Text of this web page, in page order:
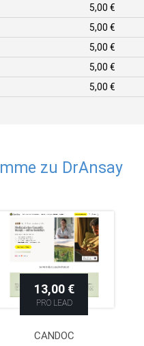
5,00 €
5,00 €
5,00 €
5,00 €
5,00 €
zu DrAnsay
13,00 €
PRO LEAD
CANDOC